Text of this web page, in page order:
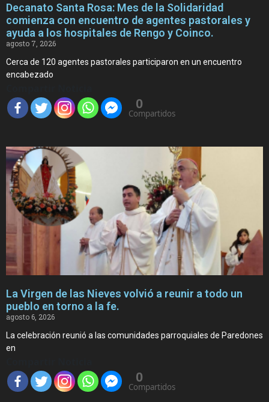
Decanato Santa Rosa: Mes de la Solidaridad
comienza con encuentro de agentes pastorales y
ayuda a los hospitales de Rengo y Coinco.
agosto 7, 2026
Cerca de 120 agentes pastorales participaron en un encuentro
encabezado
0
Compartidos
La Virgen de las Nieves volvió a reunir a todo un
pueblo en torno a la fe.
agosto 6, 2026
La celebración reunió a las comunidades parroquiales de Paredones
en
0
Compartidos